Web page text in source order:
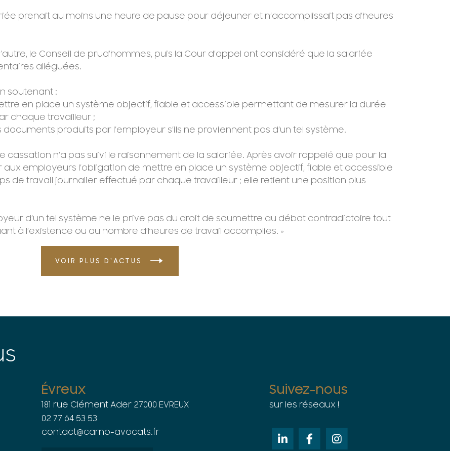
prenait au moins une heure de pause pour déjeuner et n’accomplissait pas d’heures
le Conseil de prud’hommes, puis la Cour d’appel ont considéré que la salariée
alléguées.
soutenant :
en place un système objectif, fiable et accessible permettant de mesurer la durée
chaque travailleur ;
produits par l’employeur s’ils ne proviennent pas d’un tel système.
cassation n’a pas suivi le raisonnement de la salariée. Après avoir rappelé que pour la
aux employeurs l’obligation de mettre en place un système objectif, fiable et accessible
de travail journalier effectué par chaque travailleur ; elle retient une position plus
d’un tel système ne le prive pas du droit de soumettre au débat contradictoire tout
à l’existence ou au nombre d’heures de travail accomplies. »
VOIR PLUS D'ACTUS
Évreux
181 rue Clément Ader 27000 EVREUX
02 77 64 53 53
contact@carno-avocats.fr
Suivez-nous
sur les réseaux !